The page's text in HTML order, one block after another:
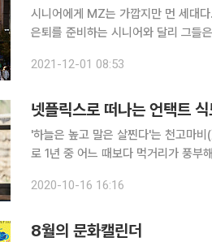
시니어에게 MZ는 가깝지만 먼 세대
은퇴를 준비하는 시니어와 달리 그들
하는 MZ세대는 시장 내에서 핵심 소
2021-12-01 08:53
넷플릭스로 떠나는 언택트
'하늘은 높고 말은 살찐다'는 천고마
로 1년 중 어느 때보다 먹거리가 풍부
만들고 있다. 풍요로운 가을을 이대로
2020-10-16 16:16
8월의 문화캘린더